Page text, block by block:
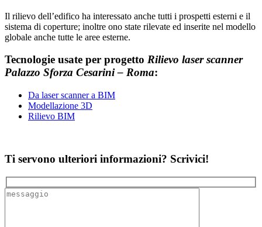
Il rilievo dell’edifico ha interessato anche tutti i prospetti esterni e il
sistema di coperture; inoltre ono state rilevate ed inserite nel modello
globale anche tutte le aree esterne.
Tecnologie usate per progetto Rilievo laser scanner
Palazzo Sforza Cesarini – Roma:
Da laser scanner a BIM
Modellazione 3D
Rilievo BIM
Ti servono ulteriori informazioni? Scrivici!